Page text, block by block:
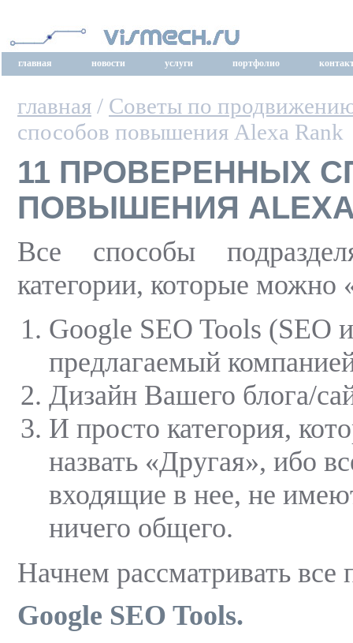
главная новости услуги портфолио
главная / Советы по
способов повышения Alexa Rank
11 ПРОВЕРЕННЫХ
ПОВЫШЕНИЯ ALEXA
Все способы
категории, которые можно
Google SEO Tools (SEO
предлагаемый
Дизайн Вашего блога/
И просто категория,
назвать «Другая», ибо
входящие в нее, не
ничего общего.
Начнем рассматривать все
Google SEO Tools.